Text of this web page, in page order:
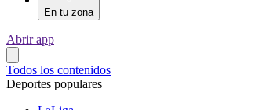
En tu zona
Abrir app
Todos los contenidos
Deportes populares